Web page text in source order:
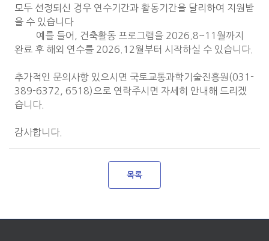
모두 선정되신 경우 연수기간과 활동기간을 달리하여 지원받
을 수 있습니다
예를 들어, 건축활동 프로그램을 2026.8~11월까지
완료 후 해외 연수를 2026.12월부터 시작하실 수 있습니다.
추가적인 문의사항 있으시면 국토교통과학기술진흥원(031-
389-6372, 6518)으로 연락주시면 자세히 안내해 드리겠
습니다.
감사합니다.
목록